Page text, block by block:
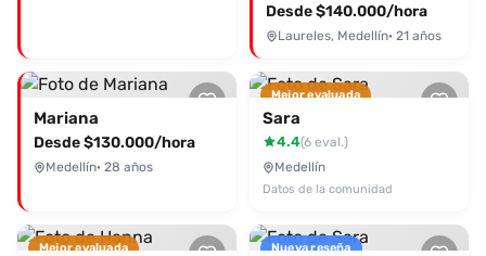
Desde $140.000/hora
Laureles, Medellín· 21 años
Mariana
Desde $130.000/hora
Medellín· 28 años
Mejor evaluada
Sara
4.4(6 eval.)
Medellín
Datos de la comunidad
Mejor evaluada Nueva reseña